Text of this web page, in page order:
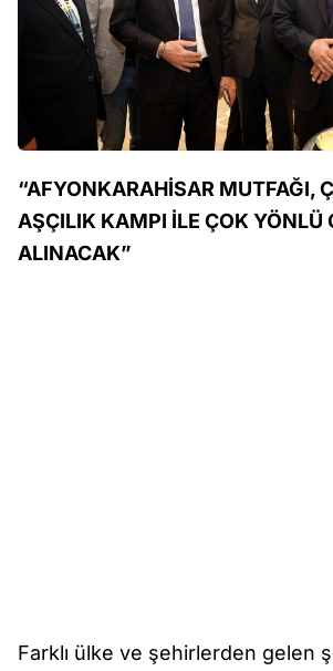
“AFYONKARAHİSAR MUTFAĞI,
AŞÇILIK KAMPI İLE ÇOK YÖNLÜ
ALINACAK”
Farklı ülke ve şehirlerden gelen